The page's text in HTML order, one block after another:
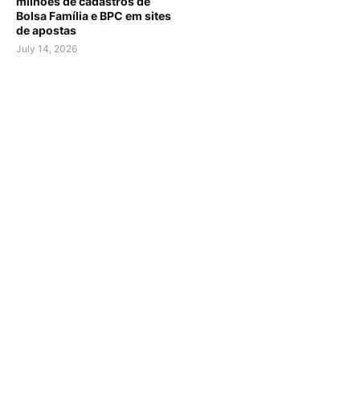
Bolsa Família e BPC em sites
de apostas
July 14, 2026